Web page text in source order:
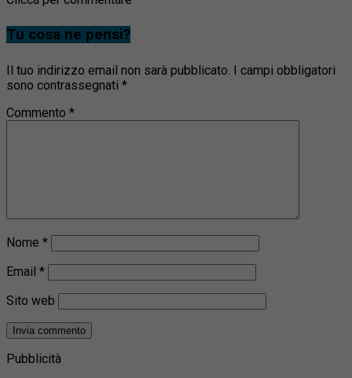
Tu cosa ne pensi?
Il tuo indirizzo email non sarà pubblicato.
I campi obbligatori
sono contrassegnati *
Commento *
Nome *
Email *
Sito web
Pubblicità